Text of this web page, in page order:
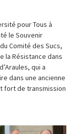
pour Tous à
le Souvenir
Comité des Sucs,
la Résistance dans
qui a
dans une ancienne
fort de transmission